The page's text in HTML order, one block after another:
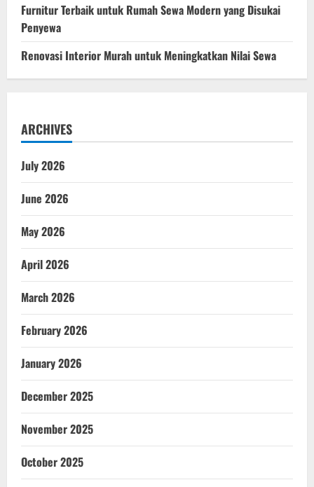
Furnitur Terbaik untuk Rumah Sewa Modern yang Disukai
Penyewa
Renovasi Interior Murah untuk Meningkatkan Nilai Sewa
ARCHIVES
July 2026
June 2026
May 2026
April 2026
March 2026
February 2026
January 2026
December 2025
November 2025
October 2025